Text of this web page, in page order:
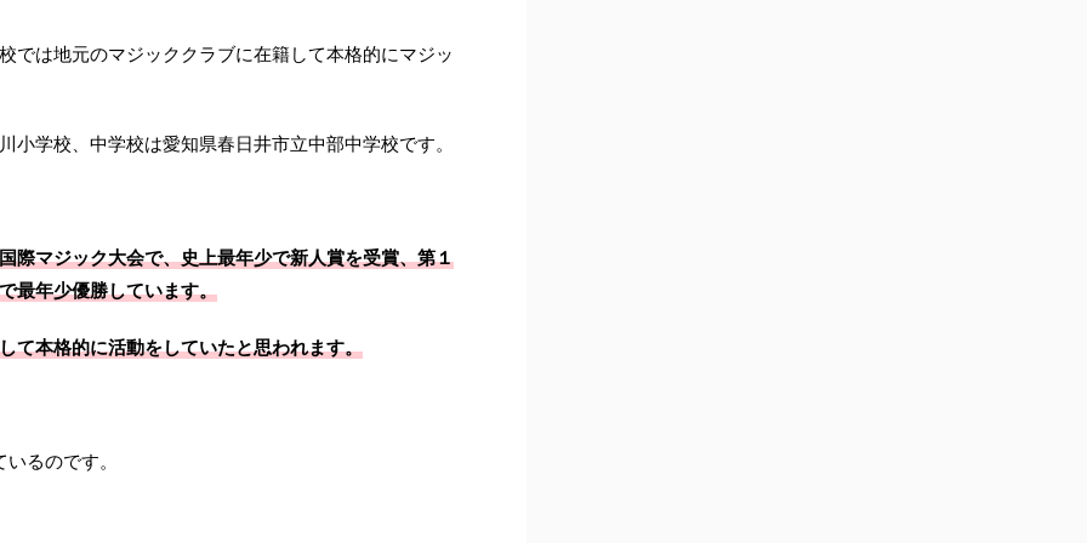
では地元のマジッククラブに在籍して本格的にマジッ
小学校、中学校は愛知県春日井市立中部中学校です。
際マジック大会で、史上最年少で新人賞を受賞、第１
最年少優勝しています。
て本格的に活動をしていたと思われます。
るのです。